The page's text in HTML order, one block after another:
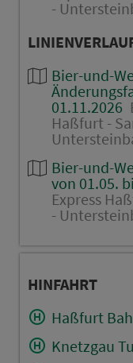
-
Bier-und-
01.11.2026
Haßfurt -
Bier-und-
von 01.05.
Express
-
HINFAHRT
Haßfurt
Knetzgau